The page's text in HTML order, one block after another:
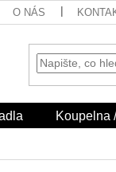
O NÁS
Koupelna